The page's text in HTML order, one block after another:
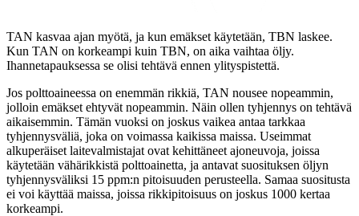
TAN kasvaa ajan myötä, ja kun emäkset käytetään, TBN laskee.
Kun TAN on korkeampi kuin TBN, on aika vaihtaa öljy.
Ihannetapauksessa se olisi tehtävä ennen ylityspistettä.
Jos polttoaineessa on enemmän rikkiä, TAN nousee nopeammin,
jolloin emäkset ehtyvät nopeammin. Näin ollen tyhjennys on tehtävä
aikaisemmin. Tämän vuoksi on joskus vaikea antaa tarkkaa
tyhjennysväliä, joka on voimassa kaikissa maissa. Useimmat
alkuperäiset laitevalmistajat ovat kehittäneet ajoneuvoja, joissa
käytetään vähärikkistä polttoainetta, ja antavat suosituksen öljyn
tyhjennysväliksi 15 ppm:n pitoisuuden perusteella. Samaa suositusta
ei voi käyttää maissa, joissa rikkipitoisuus on joskus 1000 kertaa
korkeampi.